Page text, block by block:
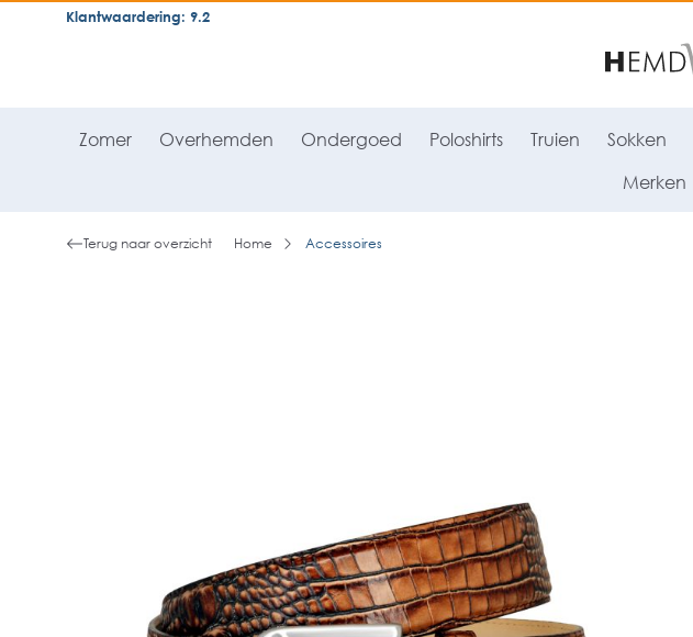
general.skipToNavigation
Klantwaardering: 9.2
Zomer Overhemden Ondergoed Poloshirts Truien Sokken
Merken
Terug naar overzicht Home Accessoires